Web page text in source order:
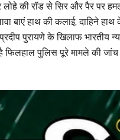
की रॉड से सिर और पैर पर
हाथ की कलाई, दाहिने हाथ
पुरायणे के खिलाफ भारतीय
पुलिस पूरे मामले की जांच